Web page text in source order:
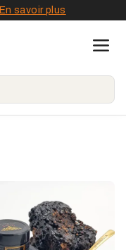
En savoir plus